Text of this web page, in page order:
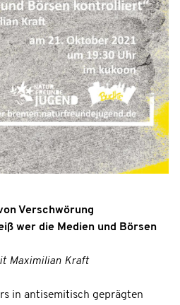
Verschwörung
wer die Medien und Börsen
Maximilian Kraft
in antisemitisch geprägten